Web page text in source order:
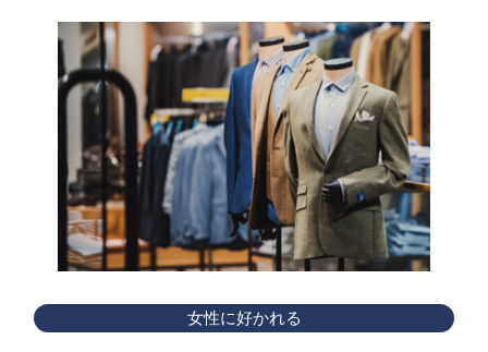
女性に好かれる